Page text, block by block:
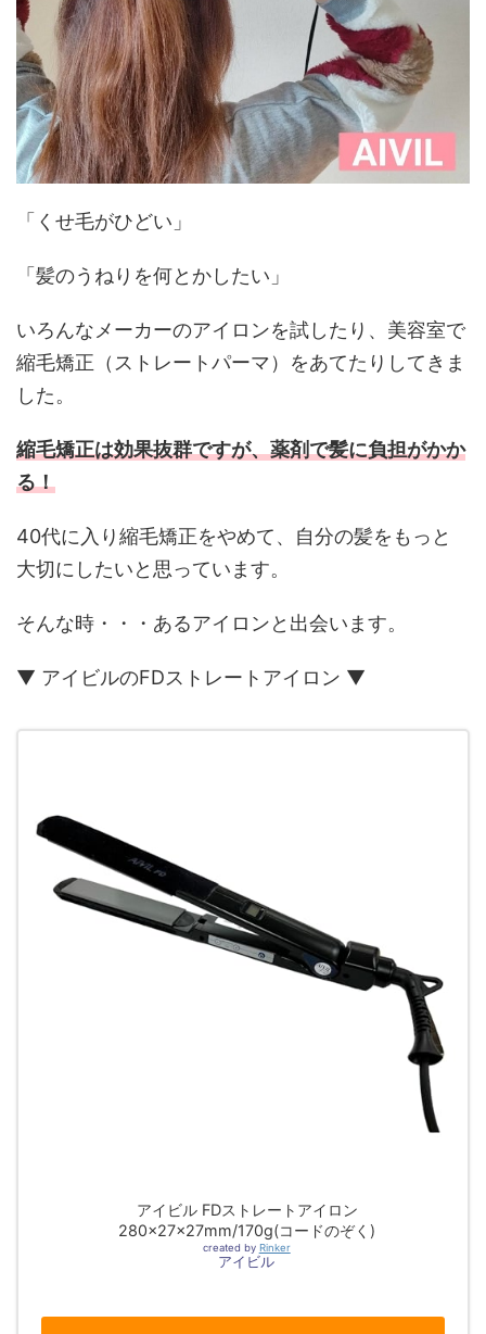
「くせ毛がひどい」
「髪のうねりを何とかしたい」
いろんなメーカーのアイロンを試したり、美容室で
縮毛矯正（ストレートパーマ）をあてたりしてきま
した。
縮毛矯正は効果抜群ですが、薬剤で髪に負担がかか
る！
40代に入り縮毛矯正をやめて、自分の髪をもっと
大切にしたいと思っています。
そんな時・・・あるアイロンと出会います。
▼ アイビルのFDストレートアイロン ▼
アイビル FDストレートアイロン
280×27×27mm/170g(コードのぞく)
created by Rinker
アイビル